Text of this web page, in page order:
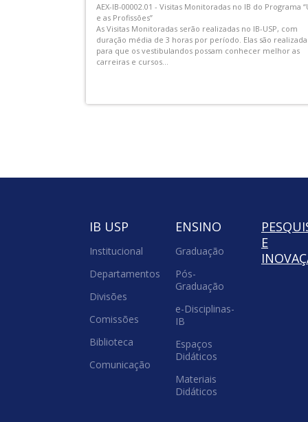
AEX-IB-00002.01 - Visitas Monitoradas no IB do Programa
e as Profissões”
As Visitas Monitoradas serão realizadas no IB-USP, com
duração média de 3 horas por período. Elas são
para que os vestibulandos possam conhecer melhor as
carreiras e cursos...
IB USP
Institucional
Departamentos
Divisões
Comissões
Biblioteca
Comunicação
ENSINO
Graduação
Pós-
Graduação
e-Disciplinas-
IB
Espaços
Didáticos
Materiais
Didáticos
E